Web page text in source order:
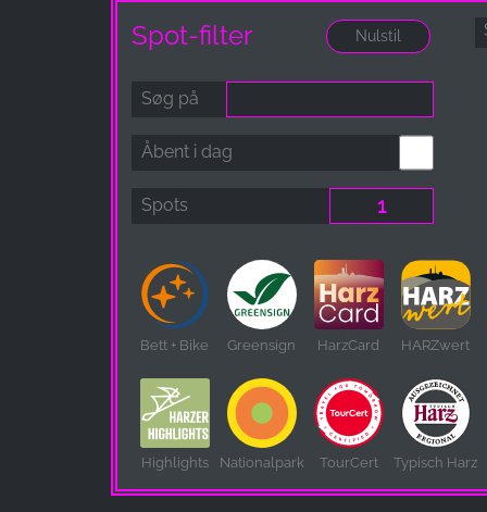
Spot-filter
Søg på
Åbent i dag
Spots
Bett + Bike Greensign HarzCard HARZwert
Highlights Nationalpark TourCert Typisch Harz